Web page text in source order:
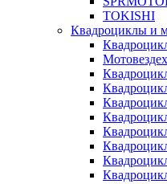
TOKISHI
Квадроциклы и